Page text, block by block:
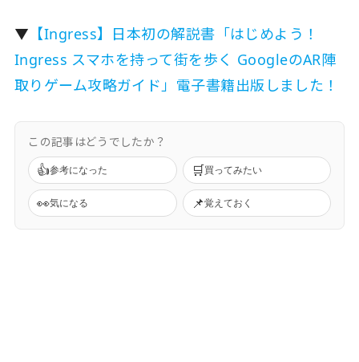
▼ 【Ingress】日本初の解説書「はじめよう！
Ingress スマホを持って街を歩く GoogleのAR陣
取りゲーム攻略ガイド」電子書籍出版しました！
この記事はどうでしたか？
👍参考になった 🛒 買ってみたい
👀気になる 📌覚えておく